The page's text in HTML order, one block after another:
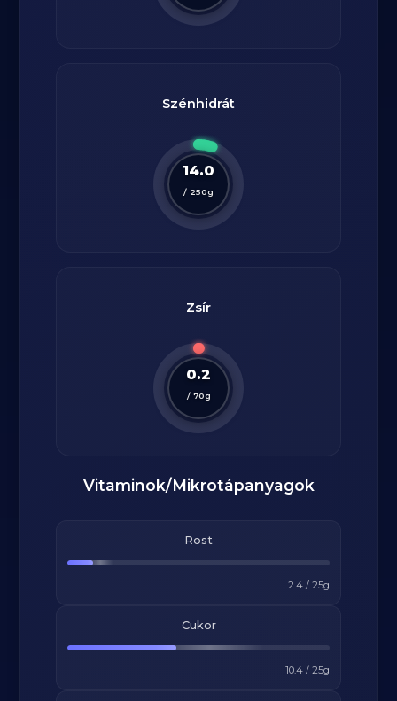
Szénhidrát
14.0
/ 250g
Zsír
0.2
/ 70g
Vitaminok/Mikrotápanyagok
Rost
2.4/ 25g
Cukor
10.4/ 25g